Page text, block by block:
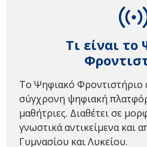
Τι είναι
Το Ψηφιακό Φροντιστήριο
σύγχρονη ψηφιακή
μαθήτριες. Διαθέτει σε
γνωστικά αντικείμενα και
Γυμνασίου και Λυκείου.